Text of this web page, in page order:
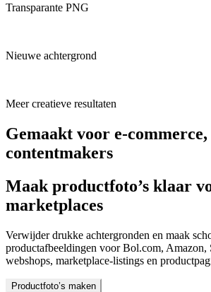
Transparante PNG
Nieuwe achtergrond
Meer creatieve resultaten
Gemaakt voor e-commerce,
contentmakers
Maak productfoto’s klaar
marketplaces
Verwijder drukke achtergronden en maak
productafbeeldingen voor Bol.com, Amazon,
webshops, marketplace-listings en
Productfoto’s maken